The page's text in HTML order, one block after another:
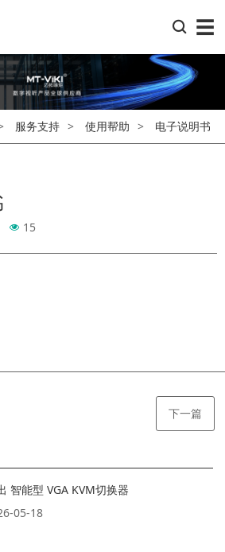
☰
服务支持 使用帮助 电子说明书
15
下一篇
智能型 VGA KVM切换器
05-18